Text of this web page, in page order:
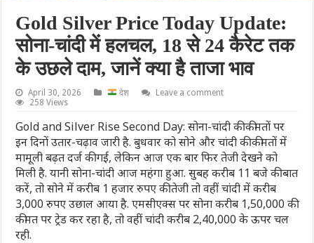
Gold Silver Price Today Update:
सोना-चांदी में हलचल, 18 से 24 कैरेट तक
के उछले दाम, जानें क्या है ताजा भाव
April 30, 2026 देश
Leave a comment
258 Views
Gold and Silver Rise Second Day: सोना-चांदी की कीमतों पर
इन दिनों उतार-चढ़ाव जारी है. बुधवार को सोने और चांदी की कीमतों में
मामूली बढ़त दर्ज की गई, लेकिन आज एक बार फिर तेजी देखने को
मिली है. यानी सोना-चांदी आज महंगा हुआ. सुबह करीब 11 बजे की बात
करें, तो सोने में करीब 1 हजार रुपए की तेजी तो वहीं चांदी में करीब
3,000 रुपए उछाल आया है. एमसीएक्स पर सोना करीब 1,50,000 की
कीमत पर ट्रेड कर रहा है, तो वहीं चांदी करीब 2,40,000 के ऊपर चल
रही.